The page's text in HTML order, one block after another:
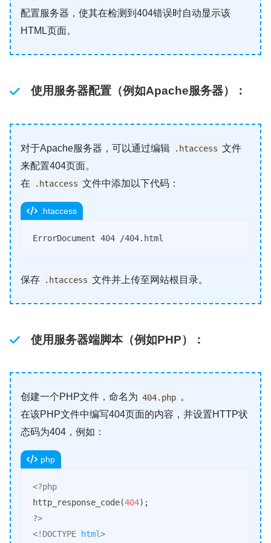
配置服务器，使其在检测到404错误时自动显示该
HTML页面。
使用服务器配置（例如Apache服务器）：
对于Apache服务器，可以通过编辑 .htaccess 文件
来配置404页面。
在
.htaccess 文件中添加以下代码：
.htaccess
ErrorDocument 404 /404.html
保存 .htaccess 文件并上传至网站根目录。
使用服务器端脚本（例如PHP）：
创建一个PHP文件，命名为 404.php 。
在该PHP文件中编写404页面的内容，并设置HTTP状
态码为404，例如：
php
<?php
http_response_code(404
?>
<!DOCTYPE
html>